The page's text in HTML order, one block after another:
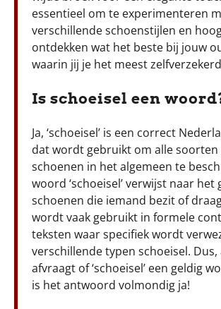
essentieel om te experimenteren
verschillende schoenstijlen en
ontdekken wat het beste bij jouw
waarin jij je het meest
Is schoeisel een
Ja, ‘schoeisel’ is een correct
dat wordt gebruikt om alle soorten
schoenen in het algemeen te
woord ‘schoeisel’ verwijst naar het
schoenen die iemand bezit of
wordt vaak gebruikt in formele
teksten waar specifiek wordt
verschillende typen schoeisel. Dus,
afvraagt of ‘schoeisel’ een geldig
is het antwoord volmondig ja!